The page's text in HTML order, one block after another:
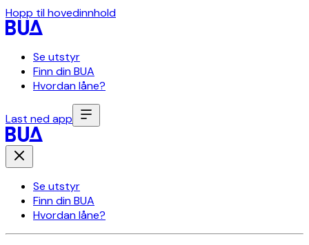
Hopp til hovedinnhold
Se utstyr
Finn din BUA
Hvordan låne?
Last ned app
Se utstyr
Finn din BUA
Hvordan låne?